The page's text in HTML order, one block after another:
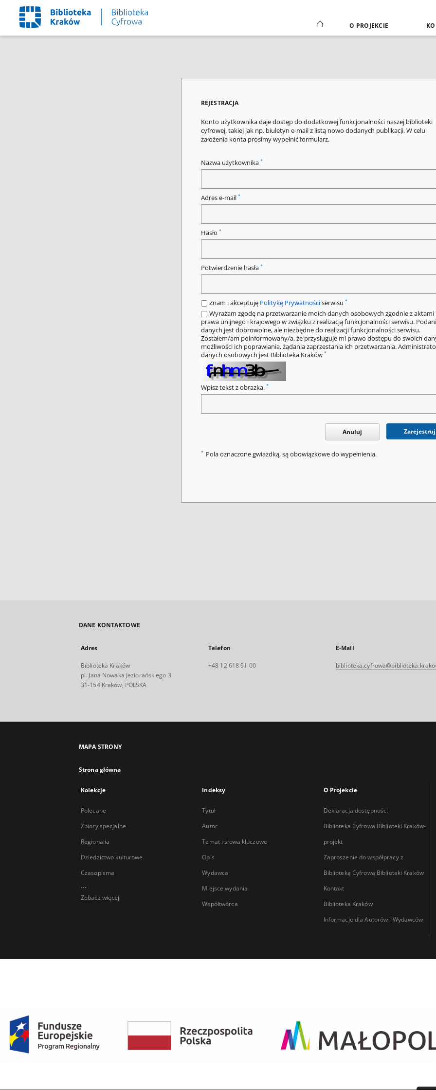
O PROJEKCIE
REJESTRACJA
Konto użytkownika daje dostęp do dodatkowej funkcjonalności naszej biblioteki
cyfrowej, takiej jak np. biuletyn e-mail z listą nowo dodanych publikacji. W celu
założenia konta prosimy wypełnić formularz.
Nazwa użytkownika *
Adres e-mail *
Hasło *
Potwierdzenie hasła *
Znam i akceptuję Politykę Prywatnościserwisu *
Wyrażam zgodę na przetwarzanie moich danych osobowych zgodnie z aktami
prawa unijnego i krajowego w związku z realizacją funkcjonalności serwisu.
danych jest dobrowolne, ale niezbędne do realizacji funkcjonalności serwisu.
Zostałem/am poinformowany/a, że przysługuje mi prawo dostępu do swoich
możliwości ich poprawiania, żądania zaprzestania ich przetwarzania.
danych osobowych jest Biblioteka Kraków *
Wpisz tekst z obrazka. *
Anuluj Zarejestruj
* Pola oznaczone gwiazdką, są obowiązkowe do wypełnienia.
DANE KONTAKTOWE
Adres
Biblioteka Kraków
pl. Jana Nowaka Jeziorańskiego 3
31-154 Kraków, POLSKA
Telefon
+48 12 618 91 00
E-Mail
MAPA STRONY
Strona główna
Kolekcje
Polecane
Zbiory specjalne
Regionalia
Dziedzictwo kulturowe
Czasopisma
...
Zobacz więcej
Indeksy
Tytuł
Autor
Temat i słowa kluczowe
Opis
Wydawca
Miejsce wydania
Współtwórca
O Projekcie
Deklaracja dostępności
Biblioteka Cyfrowa Biblioteki Kraków-
projekt
Zaproszenie do współpracy z
Biblioteką Cyfrową Biblioteki Kraków
Kontakt
Biblioteka Kraków
Informacje dla Autorów i Wydawców